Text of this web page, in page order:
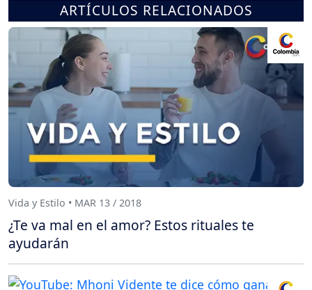
ARTÍCULOS RELACIONADOS
Vida y Estilo • MAR 13 / 2018
¿Te va mal en el amor? Estos rituales te
ayudarán